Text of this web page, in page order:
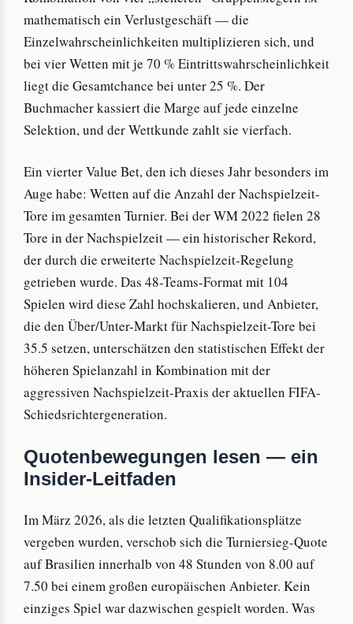
mathematisch ein Verlustgeschäft — die
Einzelwahrscheinlichkeiten multiplizieren sich, und
bei vier Wetten mit je 70 % Eintrittswahrscheinlichkeit
liegt die Gesamtchance bei unter 25 %. Der
Buchmacher kassiert die Marge auf jede einzelne
Selektion, und der Wettkunde zahlt sie vierfach.
Ein vierter Value Bet, den ich dieses Jahr besonders im
Auge habe: Wetten auf die Anzahl der Nachspielzeit-
Tore im gesamten Turnier. Bei der WM 2022 fielen 28
Tore in der Nachspielzeit — ein historischer Rekord,
der durch die erweiterte Nachspielzeit-Regelung
getrieben wurde. Das 48-Teams-Format mit 104
Spielen wird diese Zahl hochskalieren, und Anbieter,
die den Über/Unter-Markt für Nachspielzeit-Tore bei
35.5 setzen, unterschätzen den statistischen Effekt der
höheren Spielanzahl in Kombination mit der
aggressiven Nachspielzeit-Praxis der aktuellen FIFA-
Schiedsrichtergeneration.
Quotenbewegungen lesen — ein
Insider-Leitfaden
Im März 2026, als die letzten Qualifikationsplätze
vergeben wurden, verschob sich die Turniersieg-Quote
auf Brasilien innerhalb von 48 Stunden von 8.00 auf
7.50 bei einem großen europäischen Anbieter. Kein
einziges Spiel war dazwischen gespielt worden. Was